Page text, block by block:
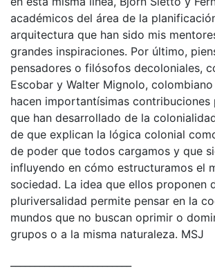
académicos del área de la
arquitectura que han sido mis
grandes inspiraciones. Por último,
pensadores o filósofos decoloniales,
Escobar y Walter Mignolo,
hacen importantísimas
que han desarrollado de la
de que explican la lógica colonial
de poder que todos cargamos y que
influyendo en cómo estructuramos el
sociedad. La idea que ellos proponen
pluriversalidad permite pensar en la
mundos que no buscan oprimir o
grupos o a la misma naturaleza. MSJ